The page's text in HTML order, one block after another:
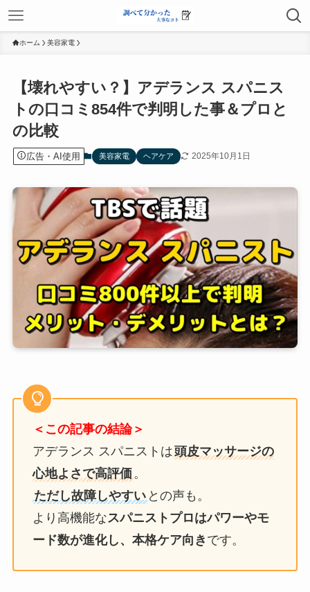
ホーム 美容家電
【壊れやすい？】アデランス スパニス
トの口コミ854件で判明した事＆プロと
の比較
広告・AI使用 美容家電 ヘアケア 2025年10月1日
＜この記事の結論＞
アデランス スパニストは頭皮マッサージの
心地よさで高評価 。
ただし故障しやすい との声も。
より高機能なスパニストプロはパワーやモ
ード数が進化し、本格ケア向き です。